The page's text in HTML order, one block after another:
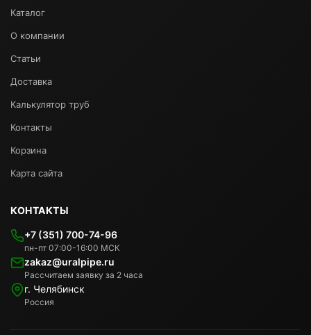
Каталог
О компании
Статьи
Доставка
Калькулятор труб
Контакты
Корзина
Карта сайта
КОНТАКТЫ
+7 (351) 700-74-96
пн-пт 07:00-16:00 МСК
zakaz@uralpipe.ru
Рассчитаем заявку за 2 часа
г. Челябинск
Россия